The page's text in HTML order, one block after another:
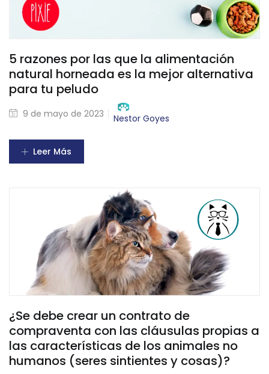
5 razones por las que la alimentación
natural horneada es la mejor alternativa
para tu peludo
9 de mayo de 2023 Nestor Goyes
Leer Más
¿Se debe crear un contrato de
compraventa con las cláusulas propias a
las características de los animales no
humanos (seres sintientes y cosas)?